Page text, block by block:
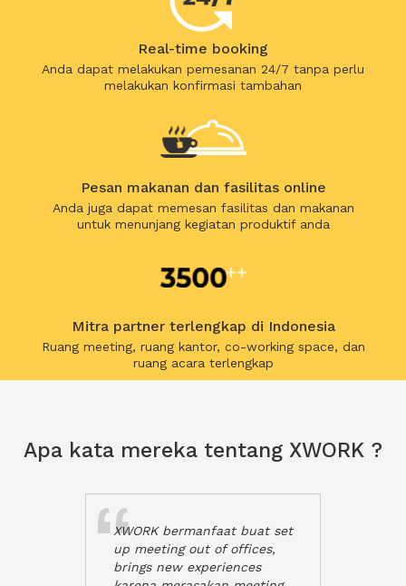
Real-time booking
Anda dapat melakukan pemesanan 24/7 tanpa perlu
melakukan konfirmasi tambahan
Pesan makanan dan fasilitas online
Anda juga dapat memesan fasilitas dan makanan
untuk menunjang kegiatan produktif anda
Mitra partner terlengkap di Indonesia
Ruang meeting, ruang kantor, co-working space, dan
ruang acara terlengkap
Apa kata mereka tentang XWORK ?
XWORK bermanfaat buat set
up meeting out of offices,
brings new experiences